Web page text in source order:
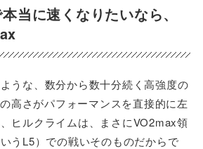
当に速くなりたいなら、
うな、数分から数十分続く高強度の
高さがパフォーマンスを直接的に左
ヒルクライムは、まさにVO2max領
うL5）での戦いそのものだからで